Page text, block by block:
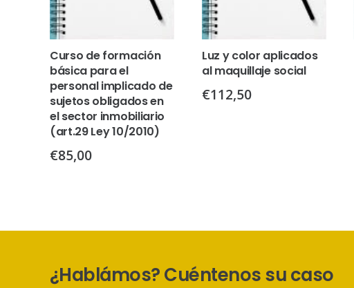
Curso de formación
básica para el
personal implicado de
sujetos obligados en
el sector inmobiliario
(art.29 Ley 10/2010)
€85,00
Luz y color aplicados
al maquillaje social
€112,50
¿Hablámos? Cuéntenos su caso